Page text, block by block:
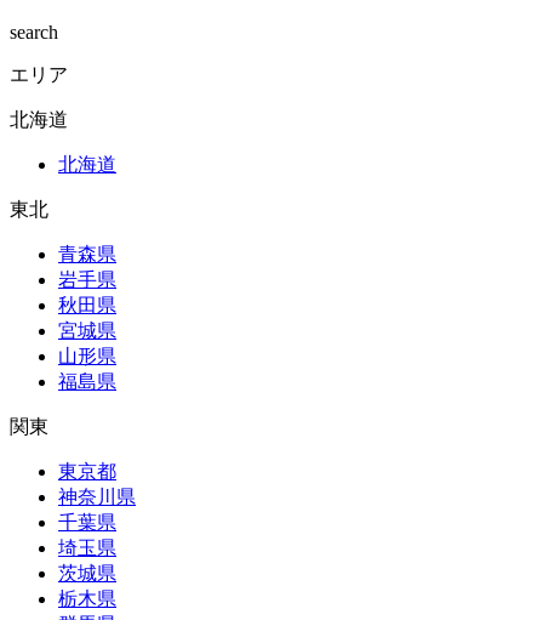
search
エリア
北海道
北海道
東北
青森県
岩手県
秋田県
宮城県
山形県
福島県
関東
東京都
神奈川県
千葉県
埼玉県
茨城県
栃木県